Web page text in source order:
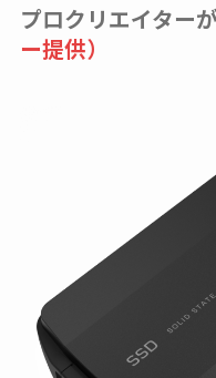
プロクリエイター
ー提供）